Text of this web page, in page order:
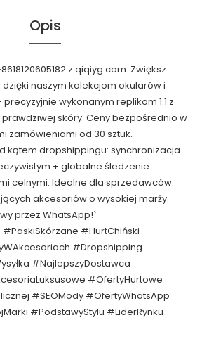
Opis
z qiqiyg.com. Zwiększ
naszym kolekcjom okularów i
wykonanym replikom 1:1 z
skóry. Ceny bezpośrednio w
zamówieniami od 30 sztuk.
kątem dropshippingu: synchronizacja
+ globalne śledzenie.
celnymi. Idealne dla sprzedawców
akcesoriów o wysokiej marży.
przez WhatsApp!`
#HurtChiński
#Dropshipping
#NajlepszyDostawca
#OfertyHurtowe
#SEOMody #OfertyWhatsApp
#PodstawyStylu #LiderRynku